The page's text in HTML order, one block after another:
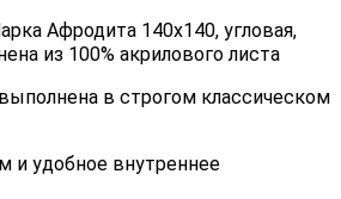
Афродита 140х140, угловая,
из 100% акрилового листа
в строгом классическом
и удобное внутреннее